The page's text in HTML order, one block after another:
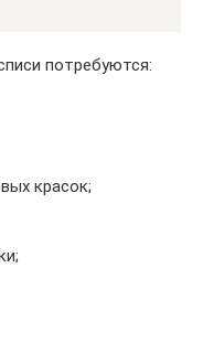
потребуются:
красок;